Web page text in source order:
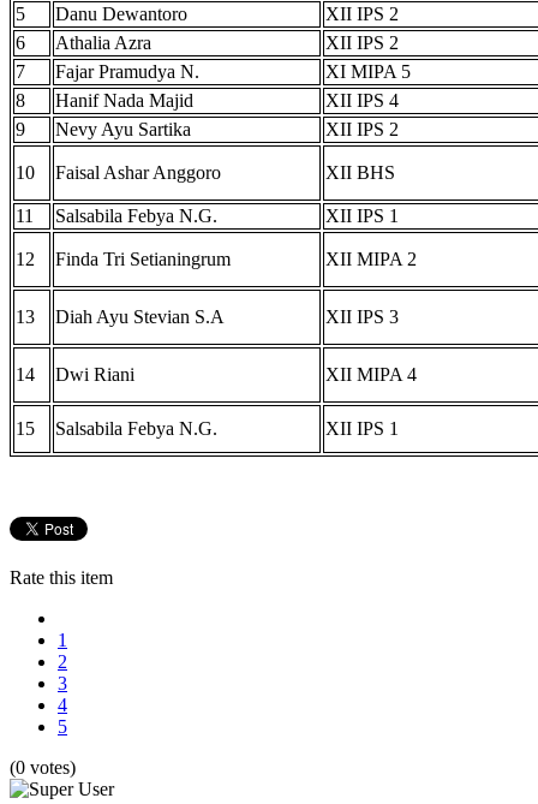
5
Danu Dewantoro
XII IPS 2
6
Athalia Azra
XII IPS 2
7
Fajar Pramudya N.
XI MIPA 5
8
Hanif Nada Majid
XII IPS 4
9
Nevy Ayu Sartika XII IPS 2
10 Faisal Ashar Anggoro XII BHS
11 Salsabila Febya N.G. XII IPS 1
12 Finda Tri Setianingrum XII MIPA 2
13 Diah Ayu Stevian S.A XII IPS 3
14 Dwi Riani XII MIPA 4
15 Salsabila Febya N.G. XII IPS 1
Rate this item
1
2
3
4
5
(0 votes)